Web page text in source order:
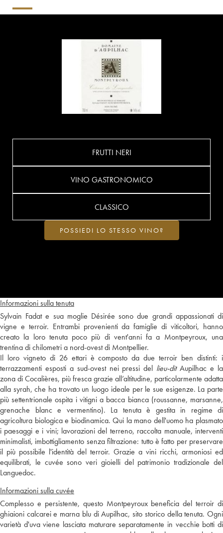
Informazioni sulla tenuta
Sylvain Fadat e sua moglie Désirée sono due grandi appassionati di
vigne e terroir. Entrambi provenienti da famiglie di viticoltori, hanno
creato la loro tenuta poco più di vent'anni fa a Montpeyroux, una
trentina di chilometri a nord-ovest di Montpellier.
Il loro vigneto di 26 ettari è composto da due terroir ben distinti: i
terrazzamenti esposti a sud-ovest nei pressi del lieu-ditAupilhac e la
zona di Cocalières, più fresca grazie all’altitudine, particolarmente adatta
alla syrah, che ha trovato un luogo ideale per le sue esigenze. La parte
più settentrionale ospita i vitigni a bacca bianca (roussanne, marsanne,
grenache blanc e vermentino). La tenuta è gestita in regime di
agricoltura biologica e biodinamica. Qui la mano dell'uomo ha plasmato
i paesaggi e i vini; lavorazioni del terreno, raccolta manuale, interventi
minimalisti, imbottigliamento senza filtrazione: tutto è fatto per preservare
il più possibile l'identità del terroir. Grazie a vini ricchi, armoniosi ed
equilibrati, le cuvée sono veri gioielli del patrimonio tradizionale del
Languedoc.
Informazioni sulla cuvée
Complesso e persistente, questo Montpeyroux beneficia del terroir di
ghiaioni calcarei e marna blu di Aupilhac, sito storico della tenuta. Ogni
varietà d'uva viene lasciata maturare separatamente in vecchie botti di
FRUTTI NERI
VINO GASTRONOMICO
CLASSICO
POSSIEDI LO STESSO VINO?